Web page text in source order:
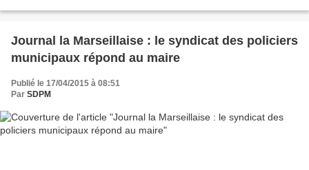
Journal la Marseillaise : le syndicat des policiers
municipaux répond au maire
Publié le 17/04/2015 à 08:51
Par SDPM